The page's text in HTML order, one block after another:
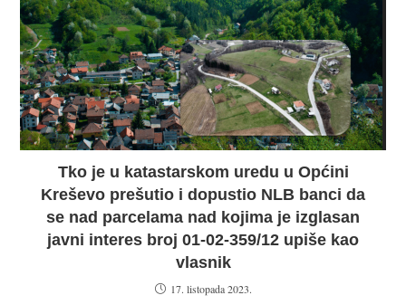
Tko je u katastarskom uredu u Općini
Kreševo prešutio i dopustio NLB banci da
se nad parcelama nad kojima je izglasan
javni interes broj 01-02-359/12 upiše kao
vlasnik
17. listopada 2023.